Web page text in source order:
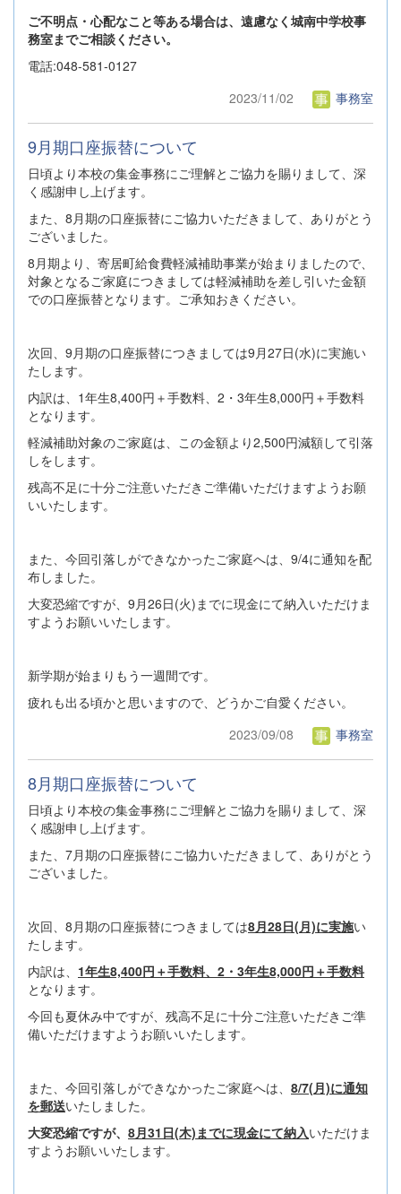
ご不明点・心配なこと等ある場合は、遠慮なく城南中学校事
務室までご相談ください。
電話:048-581-0127
2023/11/02
事務室
9月期口座振替について
日頃より本校の集金事務にご理解とご協力を賜りまして、深
く感謝申し上げます。
また、8月期の口座振替にご協力いただきまして、ありがとう
ございました。
8月期より、寄居町給食費軽減補助事業が始まりましたので、
対象となるご家庭につきましては軽減補助を差し引いた金額
での口座振替となります。ご承知おきください。
次回、9月期の口座振替につきましては9月27日(水)に実施い
たします。
内訳は、1年生8,400円＋手数料、2・3年生8,000円＋手数料
となります。
軽減補助対象のご家庭は、この金額より2,500円減額して引落
しをします。
残高不足に十分ご注意いただきご準備いただけますようお願
いいたします。
また、今回引落しができなかったご家庭へは、9/4に通知を配
布しました。
大変恐縮ですが、9月26日(火)までに現金にて納入いただけま
すようお願いいたします。
新学期が始まりもう一週間です。
疲れも出る頃かと思いますので、どうかご自愛ください。
2023/09/08
事務室
8月期口座振替について
日頃より本校の集金事務にご理解とご協力を賜りまして、深
く感謝申し上げます。
また、7月期の口座振替にご協力いただきまして、ありがとう
ございました。
次回、8月期の口座振替につきましては8月28日(月)に実施い
たします。
内訳は、 1年生8,400円＋手数料、2・3年生8,000円＋手数料
となります。
今回も夏休み中ですが、残高不足に十分ご注意いただきご準
備いただけますようお願いいたします。
また、今回引落しができなかったご家庭へは、 8/7(月)に通知
を郵送いたしました。
大変恐縮ですが、 8月31日(木)までに現金にて納入いただけま
すようお願いいたします。